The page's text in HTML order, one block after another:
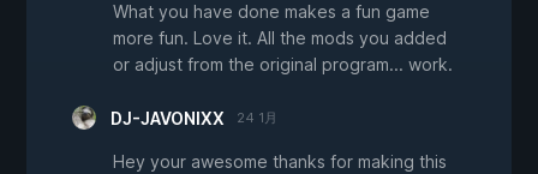
What you have done makes a fun game
more fun. Love it. All the mods you added
or adjust from the original program... work.
DJ-JAVONIXX 24 1月
Hey your awesome thanks for making this